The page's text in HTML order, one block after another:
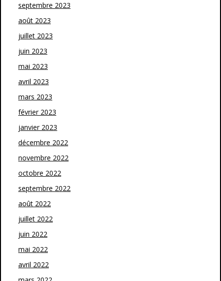
septembre 2023
août 2023
juillet 2023
juin 2023
mai 2023
avril 2023
mars 2023
février 2023
janvier 2023
décembre 2022
novembre 2022
octobre 2022
septembre 2022
août 2022
juillet 2022
juin 2022
mai 2022
avril 2022